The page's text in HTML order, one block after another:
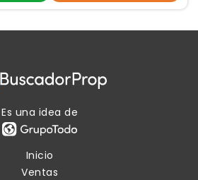
Es una idea de
Inicio
Ventas